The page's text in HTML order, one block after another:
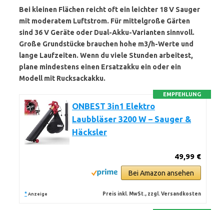
Bei kleinen Flächen reicht oft ein leichter 18 V Sauger
mit moderatem Luftstrom. Für mittelgroße Gärten
sind 36 V Geräte oder Dual-Akku-Varianten sinnvoll.
Große Grundstücke brauchen hohe m3/h-Werte und
lange Laufzeiten. Wenn du viele Stunden arbeitest,
plane mindestens einen Ersatzakku ein oder ein
Modell mit Rucksackakku.
EMPFEHLUNG
ONBEST 3in1 Elektro
Laubbläser 3200 W – Sauger &
Häcksler
49,99 €
Bei Amazon ansehen
* Anzeige Preis inkl. MwSt., zzgl. Versandkosten